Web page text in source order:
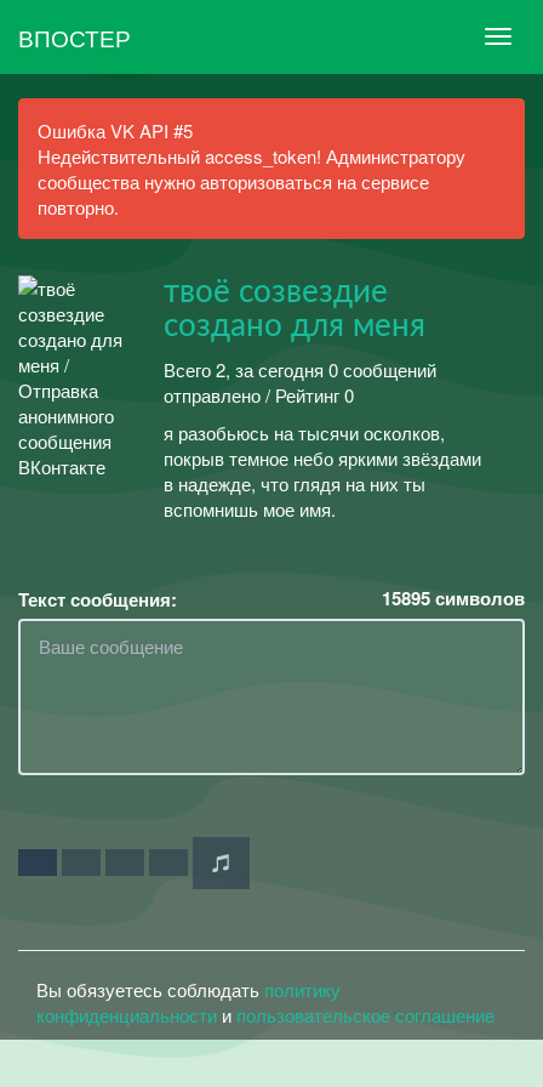
ВПОСТЕР
Ошибка VK API #5
Недействительный access_token! Администратору
сообщества нужно авторизоваться на сервисе
повторно.
твоё созвездие
создано для меня
Всего 2, за сегодня 0 сообщений
отправлено / Рейтинг 0
я разобьюсь на тысячи осколков,
покрыв темное небо яркими звёздами
в надежде, что глядя на них ты
вспомнишь мое имя.
Текст сообщения: 15895символов
Вы обязуетесь соблюдать политику
конфиденциальности и пользовательское соглашение